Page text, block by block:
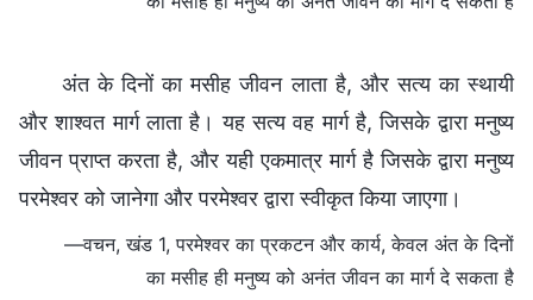
अंत के दिनों का मसीह जीवन लाता है, और सत्य का स्थायी
और शाश्वत मार्ग लाता है। यह सत्य वह मार्ग है, जिसके द्वारा मनुष्य
जीवन प्राप्त करता है, और यही एकमात्र मार्ग है जिसके द्वारा मनुष्य
परमेश्वर को जानेगा और परमेश्वर द्वारा स्वीकृत किया जाएगा।
—वचन, खंड 1, परमेश्वर का प्रकटन और कार्य, केवल अंत के दिनों
का मसीह ही मनुष्य को अनंत जीवन का मार्ग दे सकता है